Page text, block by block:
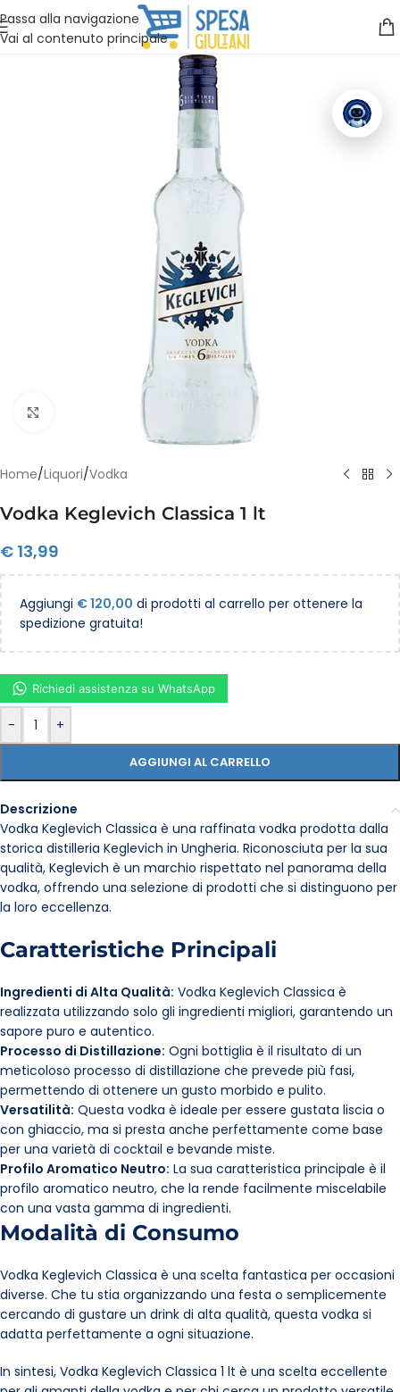
Passa alla navigazione
Vai al contenuto principale
Vuoi assistenza?Clicca qui e ti richiamiamo noi
Home/Liquori/Vodka
Vodka Keglevich Classica 1 lt
€ 13,99
Aggiungi €120,00 di prodotti al carrello per ottenere la
spedizione gratuita!
- +
AGGIUNGI AL CARRELLO
Richiedi assistenza su WhatsApp
Descrizione
Vodka Keglevich Classica è una raffinata vodka prodotta dalla
storica distilleria Keglevich in Ungheria. Riconosciuta per la sua
qualità, Keglevich è un marchio rispettato nel panorama della
vodka, offrendo una selezione di prodotti che si distinguono per
la loro eccellenza.
Caratteristiche Principali
Ingredienti di Alta Qualità: Vodka Keglevich Classica è
realizzata utilizzando solo gli ingredienti migliori, garantendo un
sapore puro e autentico.
Processo di Distillazione: Ogni bottiglia è il risultato di un
meticoloso processo di distillazione che prevede più fasi,
permettendo di ottenere un gusto morbido e pulito.
Versatilità: Questa vodka è ideale per essere gustata liscia o
con ghiaccio, ma si presta anche perfettamente come base
per una varietà di cocktail e bevande miste.
Profilo Aromatico Neutro: La sua caratteristica principale è il
profilo aromatico neutro, che la rende facilmente miscelabile
con una vasta gamma di ingredienti.
Modalità di Consumo
Vodka Keglevich Classica è una scelta fantastica per occasioni
diverse. Che tu stia organizzando una festa o semplicemente
cercando di gustare un drink di alta qualità, questa vodka si
adatta perfettamente a ogni situazione.
In sintesi, Vodka Keglevich Classica 1 lt è una scelta eccellente